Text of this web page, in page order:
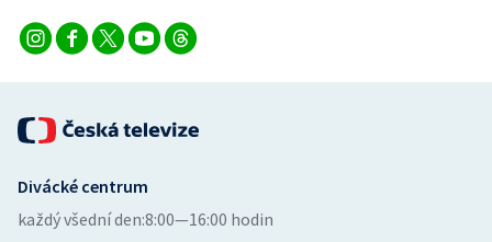
Divácké centrum
každý všední den:8:00—16:00 hodin